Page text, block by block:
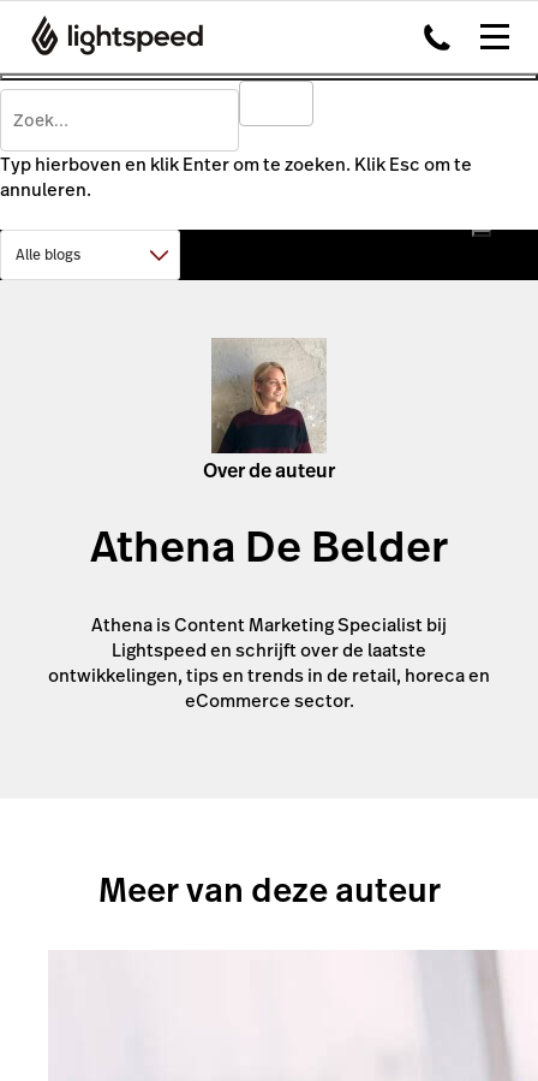
Typ hierboven en klik Enter om te zoeken. Klik Esc om te
annuleren.
Over de auteur
Athena De Belder
Athena is Content Marketing Specialist bij
Lightspeed en schrijft over de laatste
ontwikkelingen, tips en trends in de retail, horeca en
eCommerce sector.
Meer van deze auteur